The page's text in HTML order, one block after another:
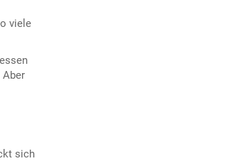
viele
Aber
sich